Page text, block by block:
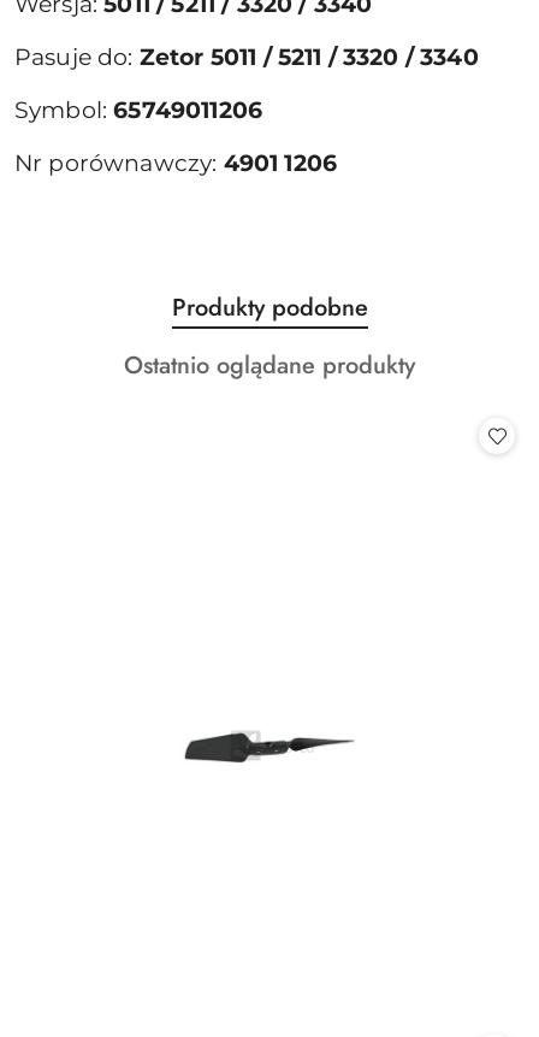
Pasuje do: Zetor 5011 / 5211 / 3320 / 3340
Symbol:65749011206
Nr porównawczy: 4901 1206
Pomiń karuzelę produktów
Produkty
o
statusie:
Produkty podobne
Produkty
Ostatnio oglądane produkty